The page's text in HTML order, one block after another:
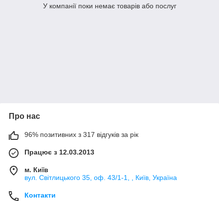
У компанії поки немає товарів або послуг
Про нас
96% позитивних з 317 відгуків за рік
Працює з 12.03.2013
м. Київ
вул. Світлицького 35, оф. 43/1-1, , Київ, Україна
Контакти